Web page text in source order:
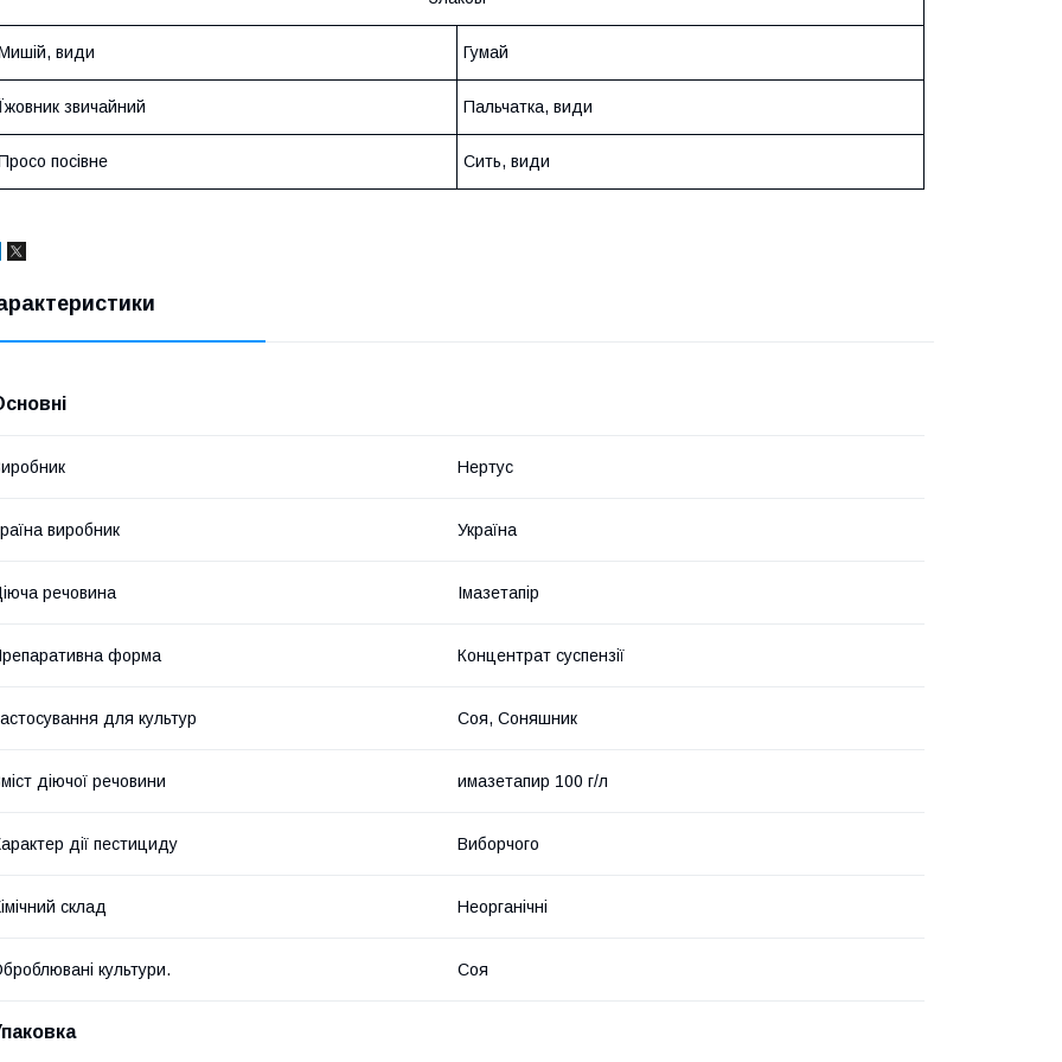
види Гумай
Їжовник звичайний Пальчатка, види
посівне Сить, види
Нертус
виробник Україна
речовина Імазетапір
форма Концентрат суспензії
для культур Соя, Соняшник
діючої речовини имазетапир 100 г/л
дії пестициду Виборчого
склад Неорганічні
культури. Соя